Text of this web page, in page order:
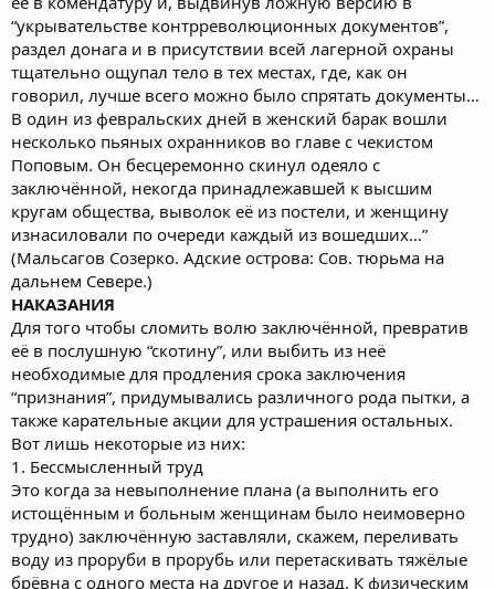
“укрывательстве контрреволюционных документов”,
раздел донага и в присутствии всей лагерной охраны
тщательно ощупал тело в тех местах, где, как он
говорил, лучше всего можно было спрятать документы…
В один из февральских дней в женский барак вошли
несколько пьяных охранников во главе с чекистом
Поповым. Он бесцеремонно скинул одеяло с
заключённой, некогда принадлежавшей к высшим
кругам общества, выволок её из постели, и женщину
изнасиловали по очереди каждый из вошедших…”
(Мальсагов Созерко. Адские острова: Сов. тюрьма на
дальнем Севере.)
НАКАЗАНИЯ
Для того чтобы сломить волю заключённой, превратив
её в послушную “скотину”, или выбить из неё
необходимые для продления срока заключения
“признания”, придумывались различного рода пытки, а
также карательные акции для устрашения остальных.
Вот лишь некоторые из них:
1. Бессмысленный труд
Это когда за невыполнение плана (а выполнить его
истощённым и больным женщинам было неимоверно
трудно) заключённую заставляли, скажем, переливать
воду из проруби в прорубь или перетаскивать тяжёлые
брёвна с одного места на другое и назад. К физическим